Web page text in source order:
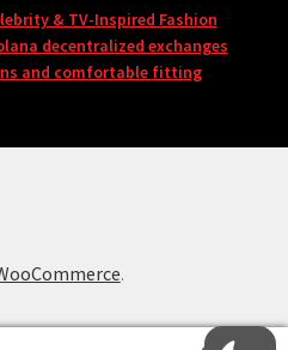
& TV-Inspired Fashion
decentralized exchanges
and comfortable fitting
.